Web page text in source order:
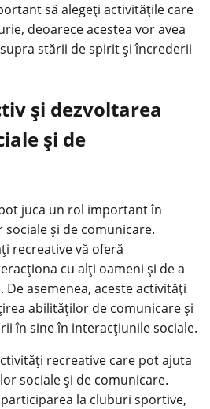
să alegeți activitățile care
deoarece acestea vor avea
stării de spirit și încrederii
și dezvoltarea
și de
juca un rol important în
și de comunicare.
recreative vă oferă
cu alți oameni și de a
De asemenea, aceste activități
abilităților de comunicare și
în sine în interacțiunile sociale.
recreative care pot ajuta
sociale și de comunicare.
la cluburi sportive,